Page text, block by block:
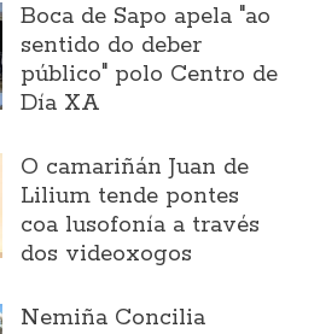
Boca de Sapo apela "ao
sentido do deber
público" polo Centro de
Día XA
O camariñán Juan de
Lilium tende pontes
coa lusofonía a través
dos videoxogos
Nemiña Concilia